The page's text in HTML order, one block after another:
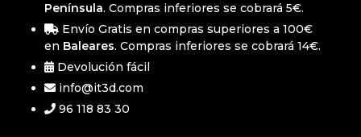
Península. Compras inferiores se cobrará 5€.
Envío Gratis en compras superiores a 100€
en Baleares. Compras inferiores se cobrará 14€.
Devolución fácil
info@it3d.com
96 118 83 30